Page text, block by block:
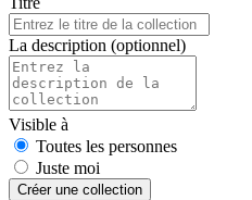
La description (optionnel)
Visible à
Toutes les personnes
Juste moi
Créer une collection